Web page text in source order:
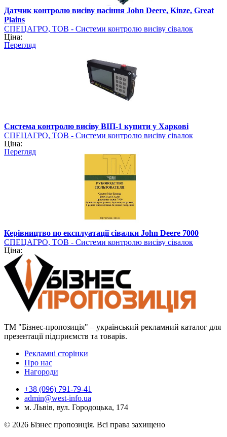
Датчик контролю висіву насіння John Deere, Kinze, Great
Plains
СПЕЦАГРО, ТОВ - Системи контролю висіву сівалок
Ціна:
Перегляд
Система контролю висіву ВІП-1 купити у Харкові
СПЕЦАГРО, ТОВ - Системи контролю висіву сівалок
Ціна:
Перегляд
Керівництво по експлуатації сівалки John Deere 7000
СПЕЦАГРО, ТОВ - Системи контролю висіву сівалок
Ціна:
ТМ "Бізнес-пропозиція" – український рекламний каталог для
презентації підприємств та товарів.
Рекламні сторінки
Про нас
Нагороди
+38 (096) 791-79-41
admin@west-info.ua
м. Львів, вул. Городоцька, 174
© 2026 Бізнес пропозиція. Всі права захищено